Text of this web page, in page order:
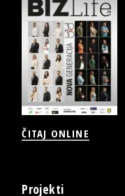
ČITAJ ONLINE
Projekti